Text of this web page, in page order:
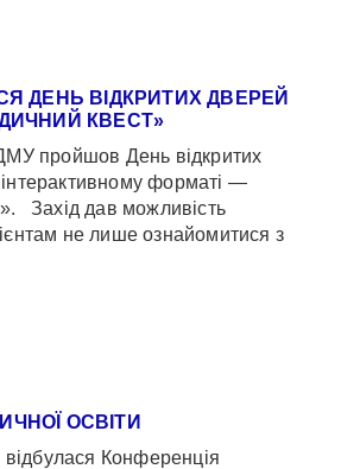
ДЕНЬ ВІДКРИТИХ ДВЕРЕЙ
КВЕСТ»
пройшов День відкритих
форматі —
Захід дав можливість
не лише ознайомитися з
ОСВІТИ
відбулася Конференція